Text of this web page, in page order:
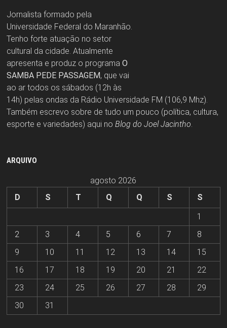
Jornalista formado pela
Universidade Federal do Maranhão.
Tenho forte atuação no setor
cultural da cidade. Atualmente
apresenta e produz o programa O
SAMBA PEDE PASSAGEM, que vai
ao ar todos os sábados (12h às
14h) pelas ondas da Rádio Universidade FM (106,9 Mhz).
Também escrevo sobre de tudo um pouco (política, cultura,
esporte e variedades) aqui no Blog do Joel Jacintho.
ARQUIVO
agosto 2026
D
S T Q Q S
S
1
2
3 4 5 6 7
8
9
10 11 12 13 14
15
16
17 18 19 20 21
22
23
24 25 26 27 28
29
30
31